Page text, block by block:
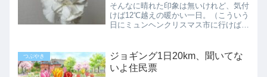
そんなに晴れた印象は無いけれど、気付
けば12℃越えの暖かい一日。（こういう
日にミュンヘンクリスマス市に行けばよ
イベントに思いを馳せます。コスパとタ
イパと両方と特設サイト...
つぶやき
ジョギング1日20km、聞いてな
いよ住民票